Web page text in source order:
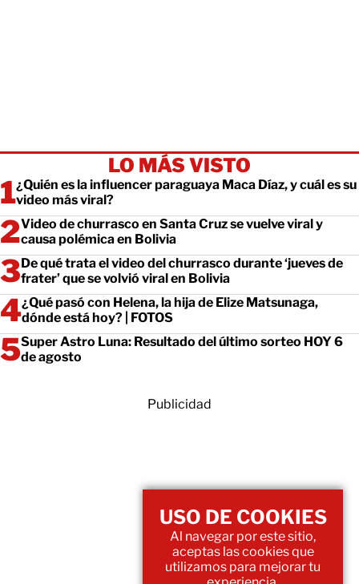
LO MÁS VISTO
¿Quién es la influencer paraguaya Maca Díaz, y cuál es su
video más viral?
Video de churrasco en Santa Cruz se vuelve viral y
causa polémica en Bolivia
De qué trata el video del churrasco durante ‘jueves de
frater’ que se volvió viral en Bolivia
¿Qué pasó con Helena, la hija de Elize Matsunaga,
dónde está hoy? | FOTOS
Super Astro Luna: Resultado del último sorteo HOY 6
de agosto
Publicidad
USO DE COOKIES
Al navegar por este sitio,
aceptas las cookies que
utilizamos para mejorar tu